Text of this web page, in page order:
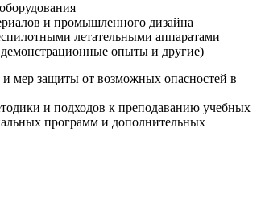
и промышленного дизайна
летательными аппаратами
демонстрационные опыты и другие)
и мер защиты от возможных опасностей в
и подходов к преподаванию учебных
программ и дополнительных